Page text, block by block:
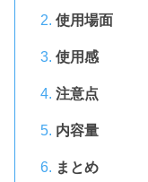
使用場面
使用感
注意点
内容量
まとめ